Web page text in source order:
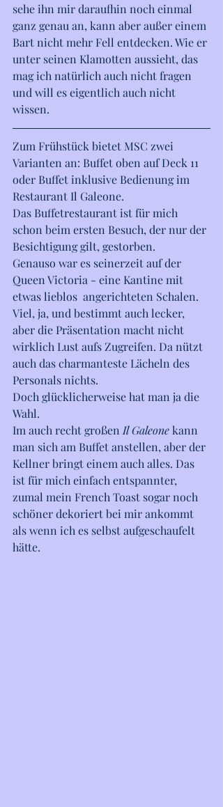
sehe ihn mir daraufhin noch einmal
ganz genau an, kann aber außer einem
Bart nicht mehr Fell entdecken. Wie er
unter seinen Klamotten aussieht, das
mag ich natürlich auch nicht fragen
und will es eigentlich auch nicht
wissen.
Zum Frühstück bietet MSC zwei
Varianten an: Buffet oben auf Deck 11
oder Buffet inklusive Bedienung im
Restaurant Il Galeone.
Das Buffetrestaurant ist für mich
schon beim ersten Besuch, der nur der
Besichtigung gilt, gestorben.
Genauso war es seinerzeit auf der
Queen Victoria - eine Kantine mit
etwas lieblos  angerichteten Schalen.
Viel, ja, und bestimmt auch lecker,
aber die Präsentation macht nicht
wirklich Lust aufs Zugreifen. Da nützt
auch das charmanteste Lächeln des
Personals nichts.
Doch glücklicherweise hat man ja die
Wahl.
Im auch recht großen Il Galeone kann
man sich am Buffet anstellen, aber der
Kellner bringt einem auch alles. Das
ist für mich einfach entspannter,
zumal mein French Toast sogar noch
schöner dekoriert bei mir ankommt
als wenn ich es selbst aufgeschaufelt
hätte.